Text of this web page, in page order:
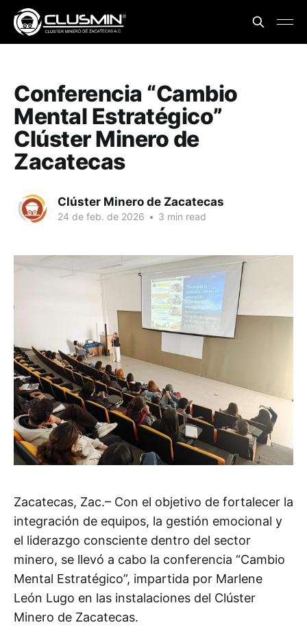
Conferencia “Cambio
Mental Estratégico”
Clúster Minero de
Zacatecas
Clúster Minero de Zacatecas
24 de feb. de 2026 • 3 min read
Zacatecas, Zac.– Con el objetivo de fortalecer la
integración de equipos, la gestión emocional y
el liderazgo consciente dentro del sector
minero, se llevó a cabo la conferencia “Cambio
Mental Estratégico”, impartida por Marlene
León Lugo en las instalaciones del Clúster
Minero de Zacatecas.